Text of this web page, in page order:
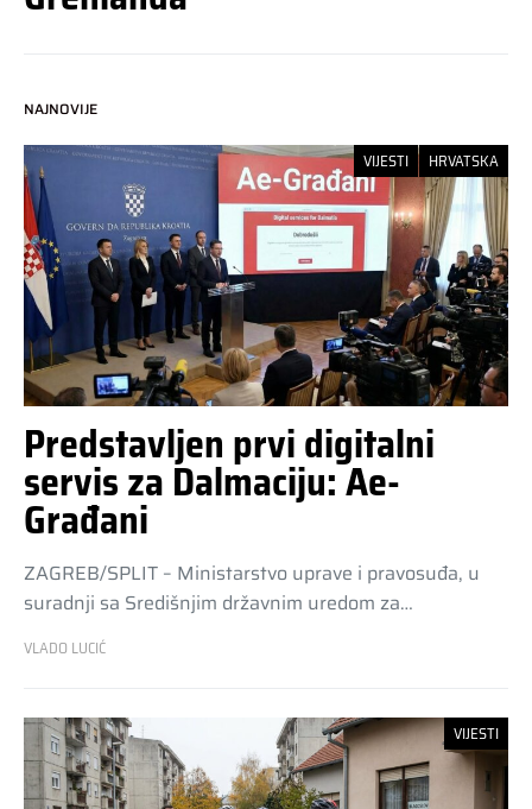
NAJNOVIJE
VIJESTI HRVATSKA
Predstavljen prvi digitalni
servis za Dalmaciju: Ae-
Građani
ZAGREB/SPLIT – Ministarstvo uprave i pravosuđa, u
suradnji sa Središnjim državnim uredom za…
VLADO LUCIĆ
VIJESTI